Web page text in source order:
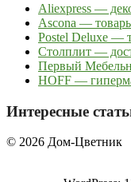
Aliexpress —
Ascona —
Postel Deluxe —
Столплит —
Первый
HOFF —
Интересные
© 2026 Дом-Цветник